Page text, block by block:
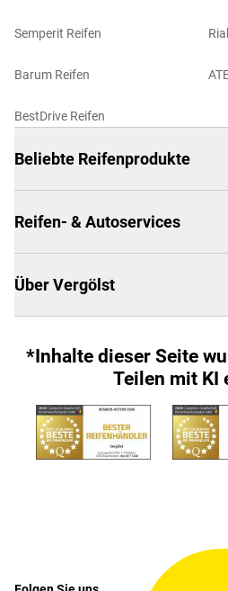
Semperit Reifen
Barum Reifen
BestDrive Reifen
Beliebte Reifenprodukte
Reifen- & Autoservices
Über Vergölst
*Inhalte dieser Seite
Teilen mit KI